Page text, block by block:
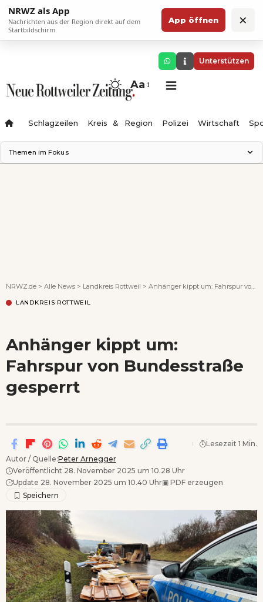
NRWZ als App
Nachrichten aus der Region direkt auf dem
Startbildschirm.
App öffnen ×
Unterstützen
Aa
Schlagzeilen Kreis & Region Polizei Wirtschaft
Themen im Fokus
NRWZ.de > Alle News > Landkreis Rottweil > Anhänger kippt um: Fahrspur von Bundesstraße gesperrt
LANDKREIS ROTTWEIL
Anhänger kippt um:
Fahrspur von Bundesstraße
gesperrt
Autor / Quelle:Peter Arnegger
Veröffentlicht 28. November 2025 um 10.28 Uhr
Update 28. November 2025 um 10.40 Uhr▣ PDF erzeugen
Lesezeit 1 Min.